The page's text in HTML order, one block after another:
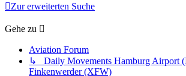
Zur erweiterten Suche
Gehe zu
Aviation Forum
↳ Daily Movements Hamburg Airport
Finkenwerder (XFW)